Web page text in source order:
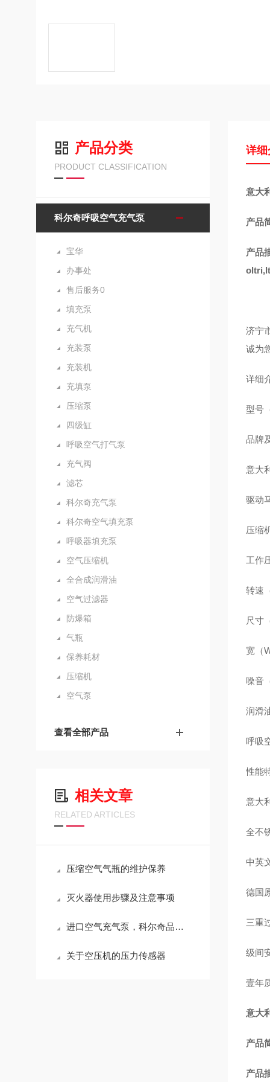
产品分类
PRODUCT CLASSIFICATION
科尔奇呼吸空气充气泵
宝华
办事处
售后服务0
填充泵
充气机
充装泵
充装机
充填泵
压缩泵
四级缸
呼吸空气打气泵
充气阀
滤芯
科尔奇充气泵
科尔奇空气填充泵
呼吸器填充泵
空气压缩机
全合成润滑油
空气过滤器
防爆箱
气瓶
保养耗材
压缩机
空气泵
查看全部产品
相关文章
RELATED ARTICLES
压缩空气气瓶的维护保养
灭火器使用步骤及注意事项
进口空气充气泵，科尔奇品牌充气泵注意事项
关于空压机的压力传感器
详细
意大
产品
产品
济宁
诚为
详细
型号
品牌
意大
驱动
压缩
工作
转速
尺寸
宽（
噪音
润滑
呼吸
性能
意大
全不
中英
德国
三重
级间
壹年
意大
产品
产品